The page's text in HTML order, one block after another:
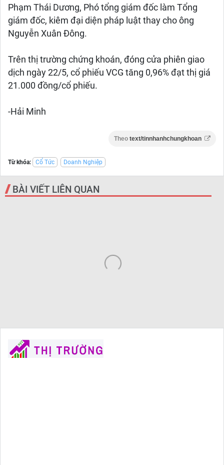
Phạm Thái Dương, Phó tổng giám đốc làm Tổng
giám đốc, kiêm đại diện pháp luật thay cho ông
Nguyễn Xuân Đông.
Trên thị trường chứng khoán, đóng cửa phiên giao
dịch ngày 22/5, cổ phiếu VCG tăng 0,96% đạt thị giá
21.000 đồng/cổ phiếu.
-Hải Minh
Theo text/tinnhanhchungkhoan
Từ khóa: Cổ Tức Doanh Nghiệp
BÀI VIẾT LIÊN QUAN